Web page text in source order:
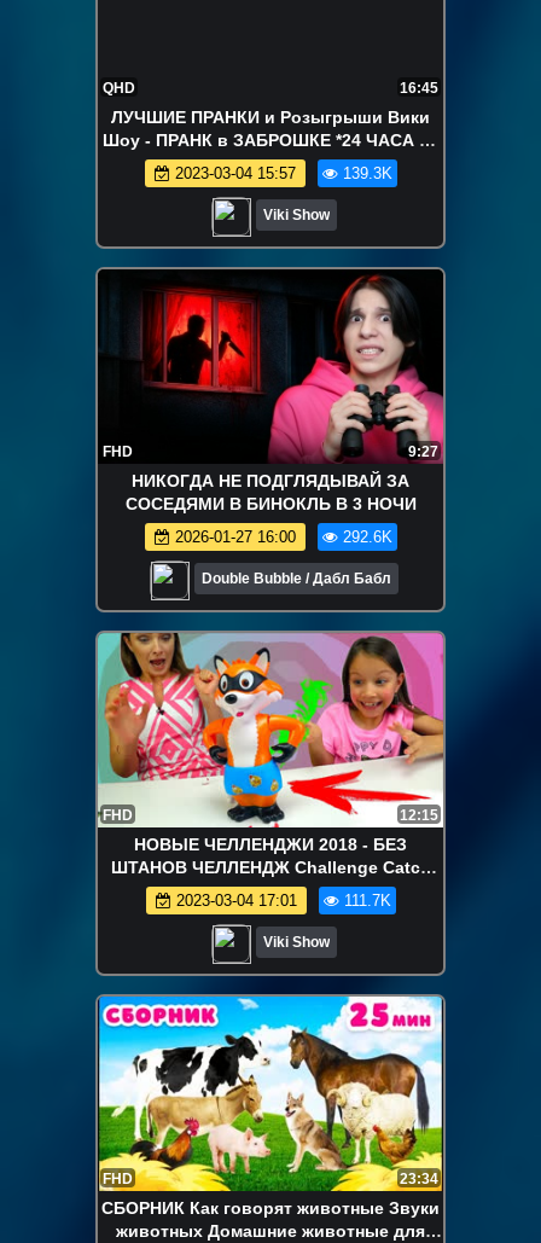
QHD 16:45
ЛУЧШИЕ ПРАНКИ и Розыгрыши Вики
Шоу - ПРАНК в ЗАБРОШКЕ *24 ЧАСА на
САМОКАТЕ* Вики Шоу
2023-03-04 15:57 139.3K
Viki Show
FHD 9:27
НИКОГДА НЕ ПОДГЛЯДЫВАЙ ЗА
СОСЕДЯМИ В БИНОКЛЬ В 3 НОЧИ
2026-01-27 16:00 292.6K
Double Bubble / Дабл Бабл
FHD 12:15
НОВЫЕ ЧЕЛЛЕНДЖИ 2018 - БЕЗ
ШТАНОВ ЧЕЛЛЕНДЖ Challenge Catch
The Fox Game For Kids / Вики Шоу
2023-03-04 17:01 111.7K
Viki Show
FHD 23:34
СБОРНИК Как говорят животные Звуки
животных Домашние животные для